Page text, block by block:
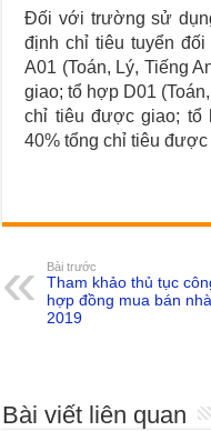
Đối với trường sử
định chỉ tiêu tuyển
A01 (Toán, Lý, Tiếng
giao; tổ hợp D01
chỉ tiêu được giao; tổ
40% tổng chỉ tiêu được
Bài trước
Tham khảo thủ tục
hợp đồng mua bán
2019
Bài viết liên quan